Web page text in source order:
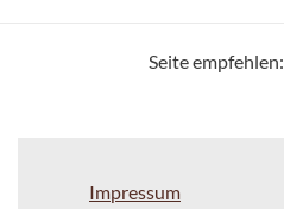
Seite empfehlen:
Impressum